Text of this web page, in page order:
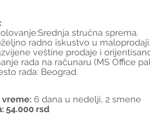
stručna sprema.
radno iskustvo u maloprodaji.
veštine prodaje i
rada na računaru (MS Office
rada: Beograd.
vreme: 6 dana u nedelji, 2 smene
54.000 rsd